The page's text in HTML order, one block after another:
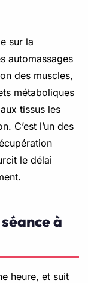
sur la
automassages
des muscles,
métaboliques
tissus les
C’est l’un des
le délai
à
heure, et suit